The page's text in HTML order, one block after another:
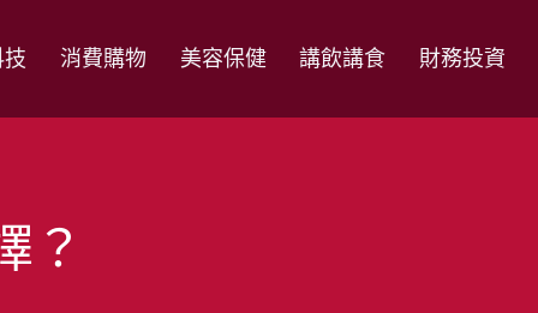
消費購物 美容保健 講飲講食 財務投資
？